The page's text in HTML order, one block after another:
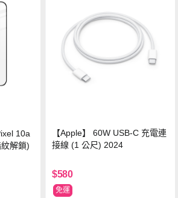
10a
解鎖)
【Apple】 60W USB-C 充電連
接線 (1 公尺) 2024
$580
免運